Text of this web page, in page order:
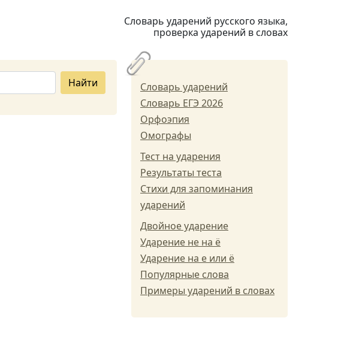
Словарь ударений русского языка,
проверка ударений в словах
Найти
Словарь ударений
Словарь ЕГЭ 2026
Орфоэпия
Омографы
Тест на ударения
Результаты теста
Стихи для запоминания
ударений
Двойное ударение
Ударение не на ё
Ударение на е или ё
Популярные слова
Примеры ударений в словах